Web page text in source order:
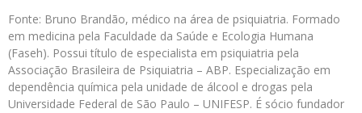
Fonte: Bruno Brandão, médico na área de psiquiatria. Formado
em medicina pela Faculdade da Saúde e Ecologia Humana
(Faseh). Possui título de especialista em psiquiatria pela
Associação Brasileira de Psiquiatria – ABP. Especialização em
dependência química pela unidade de álcool e drogas pela
Universidade Federal de São Paulo – UNIFESP. É sócio fundador